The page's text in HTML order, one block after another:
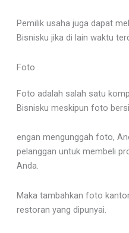
Pemilik usaha juga dapat
Bisnisku jika di lain waktu
Foto
Foto adalah salah satu
Bisnisku meskipun foto
engan mengunggah foto,
pelanggan untuk membeli
Anda.
Maka tambahkan foto
restoran yang dipunyai.